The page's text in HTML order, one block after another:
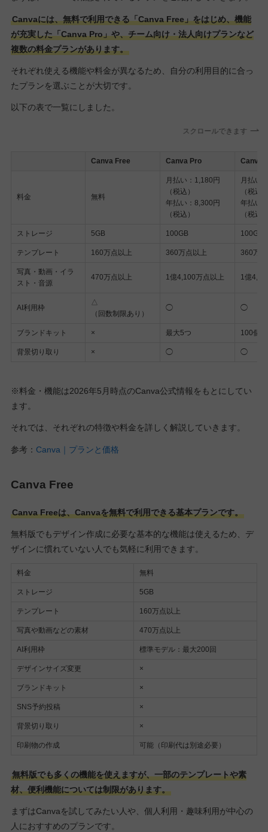
Canvaには、無料で利用できる「Canva Free」をはじめ、機能
が充実した「Canva Pro」や、チーム向け・法人向けプランなど
複数の料金プランがあります。
それぞれ使える機能や料金が異なるため、自分の利用目的に合っ
たプランを選ぶことが大切です。
以下の表で一覧にしました。
スクロールできます
Canva Free Canva Pro Canva
料金 無料
月払い：1,180円
（税込）
年払い：8,300円
（税込）
月払い
（税込
年払い
（税込
ストレージ 5GB 100GB 100GB
テンプレート 160万点以上 360万点以上 360万
写真・動画・イラ
スト・音源
470万点以上 1億4,100万点以上 1億
AI利用枠
△
（回数制限あり）
◯ ◯
ブランドキット × 最大5つ 100個
背景切り取り × ◯ ◯
※料金・機能は2026年5月時点のCanva公式情報をもとにしてい
ます。
それでは、それぞれの特徴や料金を詳しく解説していきます。
参考： Canva｜プランと価格
Canva Free
Canva Freeは、Canvaを無料で利用できる基本プランです。
無料版でもデザイン作成に必要な基本的な機能は使えるため、デ
ザインに慣れていない人でも気軽に利用できます。
料金 無料
ストレージ 5GB
テンプレート 160万点以上
写真や動画などの素材 470万点以上
AI利用枠 標準モデル：最大200回
デザインサイズ変更 ×
ブランドキット ×
SNS予約投稿 ×
背景切り取り ×
印刷物の作成 可能（印刷代は別途必要）
無料版でも多くの機能を使えますが、一部のテンプレートや素
材、便利機能については制限があります。
まずはCanvaを試してみたい人や、個人利用・趣味利用が中心の
人におすすめのプランです。